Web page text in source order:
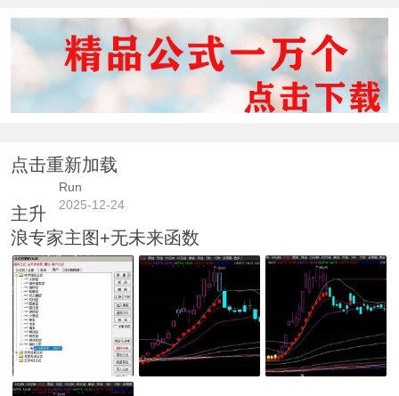
点击重新加载
Run
2025-12-24
主升
浪专家主图+无未来函数